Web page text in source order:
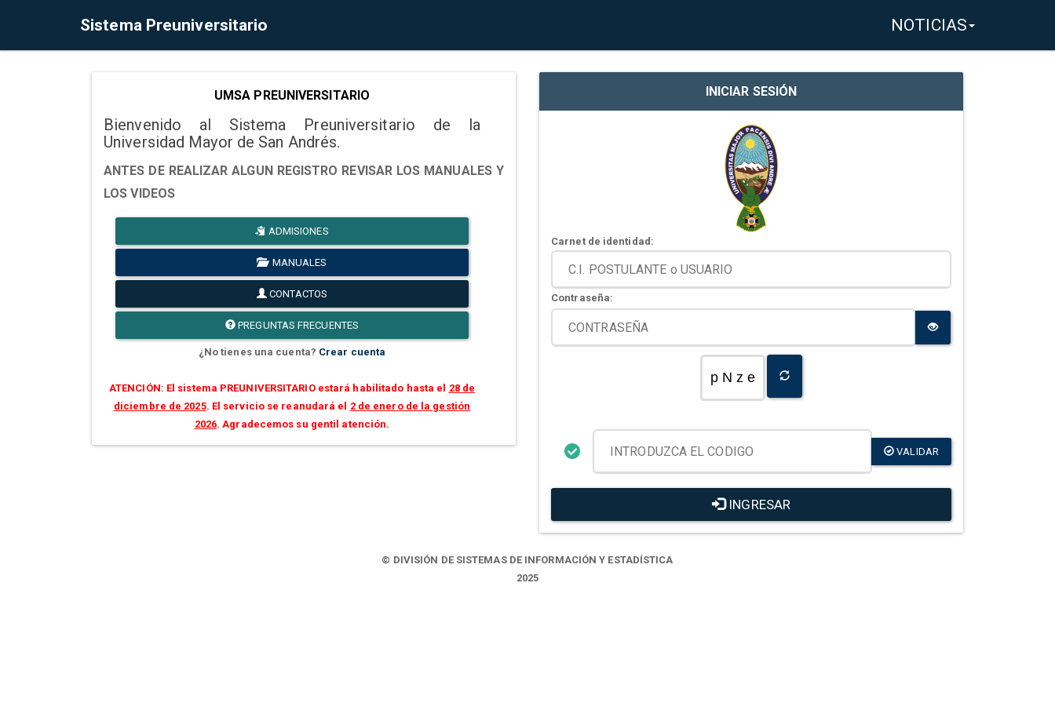
Sistema Preuniversitario NOTICIAS
UMSA PREUNIVERSITARIO
Bienvenido al Sistema Preuniversitario de la
Universidad Mayor de San Andrés.
ANTES DE REALIZAR ALGUN REGISTRO REVISAR LOS MANUALES Y
LOS VIDEOS
ADMISIONES
MANUALES
CONTACTOS
PREGUNTAS FRECUENTES
¿No tienes una cuenta? Crear cuenta
ATENCIÓN: El sistema PREUNIVERSITARIO estará habilitado hasta el 28 de
diciembre de 2025. El servicio se reanudará el 2 de enero de la gestión
2026. Agradecemos su gentil atención.
INICIAR SESIÓN
Carnet de identidad:
Contraseña:
p N z e
VALIDAR
INGRESAR
© DIVISIÓN DE SISTEMAS DE INFORMACIÓN Y ESTADÍSTICA
2025